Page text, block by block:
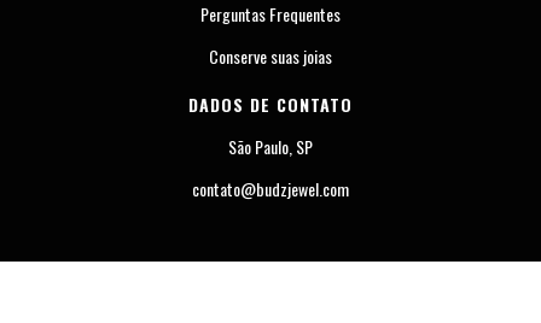
Perguntas Frequentes
Conserve suas joias
DADOS DE CONTATO
São Paulo, SP
contato@budzjewel.com